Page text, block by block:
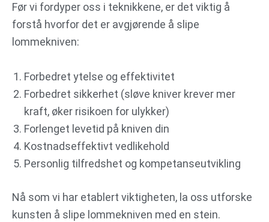
Før vi fordyper oss i teknikkene, er det viktig å
forstå hvorfor det er avgjørende å slipe
lommekniven:
Forbedret ytelse og effektivitet
Forbedret sikkerhet (sløve kniver krever mer
kraft, øker risikoen for ulykker)
Forlenget levetid på kniven din
Kostnadseffektivt vedlikehold
Personlig tilfredshet og kompetanseutvikling
Nå som vi har etablert viktigheten, la oss utforske
kunsten å slipe lommekniven med en stein.